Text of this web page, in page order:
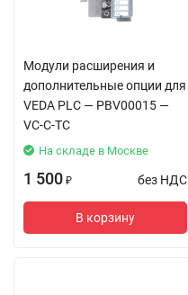
Модули расширения и
дополнительные опции для
VEDA PLC — PBV00015 —
VC-C-TC
На складе в Москве
1 500 ₽ без НДС
В корзину